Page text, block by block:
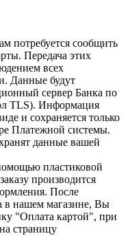
потребуется сообщить
Передача этих
всех
Данные будут
сервер Банка по
TLS). Информация
и сохраняется только
Платежной системы.
данные вашей
пластиковой
производится
После
в нашем магазине, Вы
"Оплата картой", при
страницу